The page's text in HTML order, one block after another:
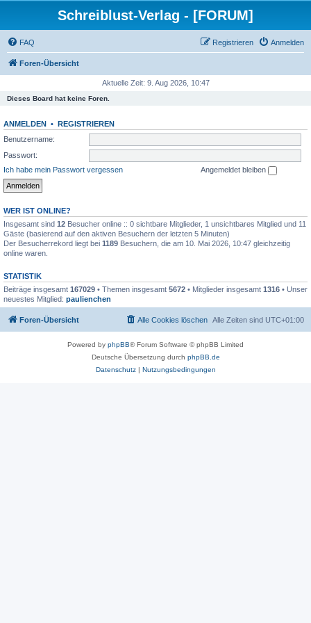
Schreiblust-Verlag - [FORUM]
FAQ Anmelden
Registrieren
Foren-Übersicht
Aktuelle Zeit: 9. Aug 2026, 10:47
Dieses Board hat keine Foren.
ANMELDEN • REGISTRIEREN
Benutzername:
Passwort:
Ich habe mein Passwort vergessen
Angemeldet bleiben
WER IST ONLINE?
Insgesamt sind 12 Besucher online :: 0 sichtbare Mitglieder, 1 unsichtbares Mitglied und 11
Gäste (basierend auf den aktiven Besuchern der letzten 5 Minuten)
Der Besucherrekord liegt bei 1189 Besuchern, die am 10. Mai 2026, 10:47 gleichzeitig
online waren.
STATISTIK
Beiträge insgesamt 167029 • Themen insgesamt 5672 • Mitglieder insgesamt 1316 • Unser
neuestes Mitglied: paulienchen
Foren-Übersicht Alle Zeiten sind UTC+01:00
Alle Cookies löschen
Powered by phpBB® Forum Software © phpBB Limited
Deutsche Übersetzung durch phpBB.de
Datenschutz| Nutzungsbedingungen